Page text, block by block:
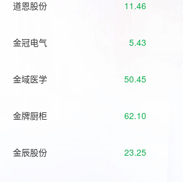
道恩股份 11.46
金冠电气 5.43
金域医学 50.45
金牌厨柜 62.10
金辰股份 23.25